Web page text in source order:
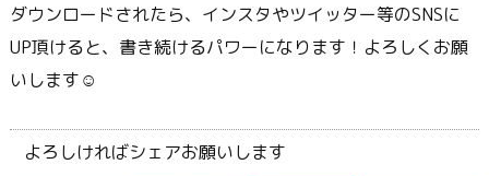
ダウンロードされたら、インスタやツイッター等のSNSに
UP頂けると、書き続けるパワーになります！よろしくお願
いします☺
よろしければシェアお願いします